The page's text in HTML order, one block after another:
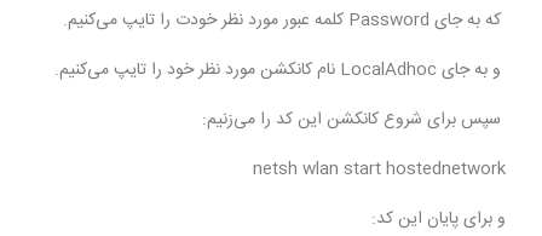
که به جای Password کلمه عبور مورد نظر خودت را تایپ می‌کنیم.
و به جای LocalAdhoc نام کانکشن مورد نظر خود را تایپ می‌کنیم.
سپس برای شروع کانکشن این کد را می‌زنیم:
netsh wlan start hostednetwork
و برای پایان این کد: